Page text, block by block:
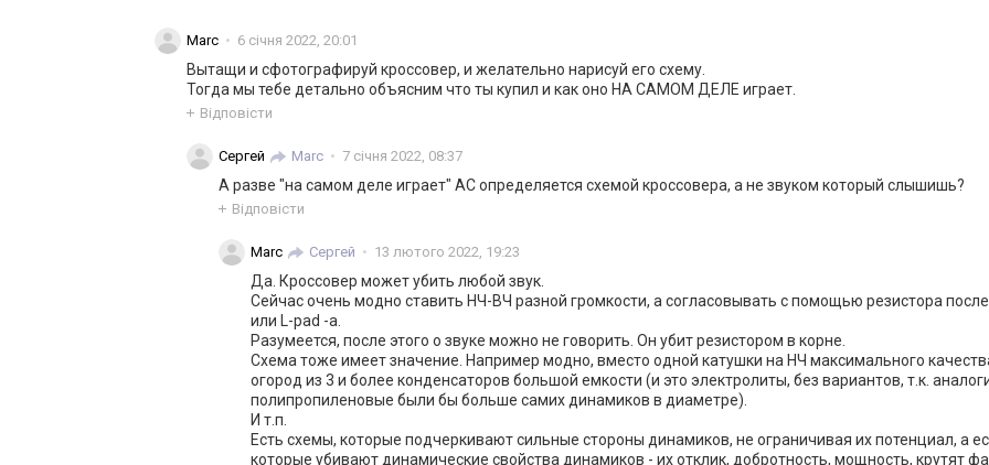
Marc 6 січня 2022, 20:01
Вытащи и сфотографируй кроссовер, и желательно нарисуй его схему.
Тогда мы тебе детально объясним что ты купил и как оно НА САМОМ ДЕЛЕ играет.
Відповісти
Сергей Marc 7 січня 2022, 08:37
А разве "на самом деле играет" АС определяется схемой кроссовера, а не звуком который слышишь?
Відповісти
Marc Сергей 13 лютого 2022, 19:23
Да. Кроссовер может убить любой звук.
Сейчас очень модно ставить НЧ-ВЧ разной громкости, а согласовывать с помощью резистора
или L-pad -а.
Разумеется, после этого о звуке можно не говорить. Он убит резистором в корне.
Схема тоже имеет значение. Например модно, вместо одной катушки на НЧ максимального
огород из 3 и более конденсаторов большой емкости (и это электролиты, без вариантов, т.к.
полипропиленовые были бы больше самих динамиков в диаметре).
И т.п.
Есть схемы, которые подчеркивают сильные стороны динамиков, не ограничивая их потенциал, а
которые убивают динамические свойства динамиков - их отклик, добротность, мощность, крутят